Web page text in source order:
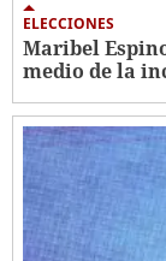
ELECCIONES
Maribel
medio de la